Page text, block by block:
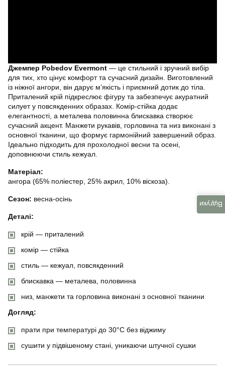
Джемпер Pobedov Evermont — це стильний і зручний вибір
для тих, хто цінує комфорт та сучасний дизайн. Виготовлений
із ніжної ангори, він дарує м’якість і приємний дотик до тіла.
Приталений крій підкреслює фігуру та забезпечує акуратний
силует у повсякденних образах. Комір-стійка додає
елегантності, а металева половинна блискавка створює
сучасний акцент. Манжети рукавів, горловина та низ виконані з
основної тканини, що формує гармонійний завершений образ.
Ідеально підходить для прохолодної весни та осені,
доповнюючи стиль кежуал.
Матеріал:
ангора (65% поліестер, 25% акрил, 10% віскоза).
Сезон: весна-осінь
Деталі:
крій — приталений
комір — стійка
стиль — кежуал, повсякденний
блискавка — металева, половинна
низ, манжети та горловина виконані з основної тканини
Догляд:
прати при температурі до 30°C без віджиму
сушити у підвішеному стані, уникаючи штучної сушки
Відгуки